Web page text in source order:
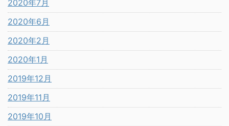
2020年7月
2020年6月
2020年2月
2020年1月
2019年12月
2019年11月
2019年10月